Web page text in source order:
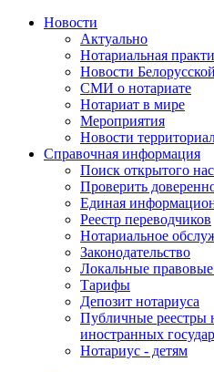
Новости
Актуально
Нотариальная
Новости
СМИ о нотариате
Нотариат в мире
Мероприятия
Новости
Справочная информация
Поиск открытого
Проверить
Единая
Реестр переводчиков
Нотариальное
Законодательство
Локальные
Тарифы
Депозит нотариуса
Публичные реестры
иностранных
Нотариус - детям